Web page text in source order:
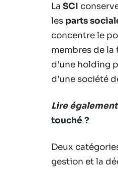
La SCI
les parts
concentre le
membres de la
d’une holding
d’une société
Lire
touché ?
Deux
gestion et la